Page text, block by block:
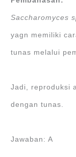
Saccharomyces
yagn memiliki
tunas melalui
Jadi, reproduksi
dengan tunas.
Jawaban: A